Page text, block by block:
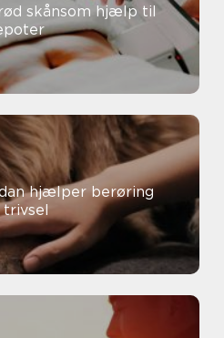
til
hjælper berøring
trivsel